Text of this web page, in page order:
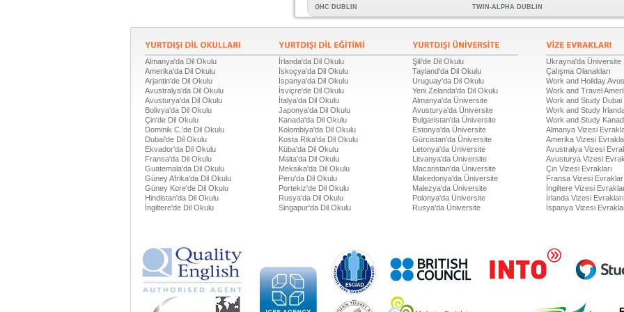
OHC DUBLIN
TWIN-ALPHA DUBLIN
Almanya'da Dil Okulu
Amerika'da Dil Okulu
Arjantin'de Dil Okulu
Avustralya'da Dil Okulu
Avusturya'da Dil Okulu
Bolivya'da Dil Okulu
Çin'de Dil Okulu
Dominik C.'de Dil Okulu
Dubai'de Dil Okulu
Ekvador'da Dil Okulu
Fransa'da Dil Okulu
Guatemala'da Dil Okulu
Güney Afrika'da Dil Okulu
Güney Kore'de Dil Okulu
Hindistan'da Dil Okulu
İngiltere'de Dil Okulu
İrlanda'da Dil Okulu
İskoçya'da Dil Okulu
İspanya'da Dil Okulu
İsviçre'de Dil Okulu
İtalya'da Dil Okulu
Japonya'da Dil Okulu
Kanada'da Dil Okulu
Kolombiya'da Dil Okulu
Kosta Rika'da Dil Okulu
Küba'da Dil Okulu
Malta'da Dil Okulu
Meksika'da Dil Okulu
Peru'da Dil Okulu
Portekiz'de Dil Okulu
Rusya'da Dil Okulu
Singapur'da Dil Okulu
Şili'de Dil Okulu
Tayland'da Dil Okulu
Uruguay'da Dil Okulu
Yeni Zelanda'da Dil Okulu
Almanya'da Üniversite
Avusturya'da Üniversite
Bulgaristan'da Üniversite
Estonya'da Üniversite
Gürcistan'da Üniversite
Letonya'da Üniversite
Litvanya'da Üniversite
Macaristan'da Üniversite
Makedonya'da Üniversite
Malezya'da Üniversite
Polonya'da Üniversite
Rusya'da Üniversite
Ukrayna'da Üniversite
Çalışma Olanakları
Work and Holiday
Work and Travel
Work and Study Dubai
Work and Study
Work and Study
Almanya Vizesi
Amerika Vizesi
Avustralya Vizesi
Avusturya Vizesi
Çin Vizesi Evrakları
Fransa Vizesi
İngiltere Vizesi
İrlanda Vizesi Evrakları
İspanya Vizesi